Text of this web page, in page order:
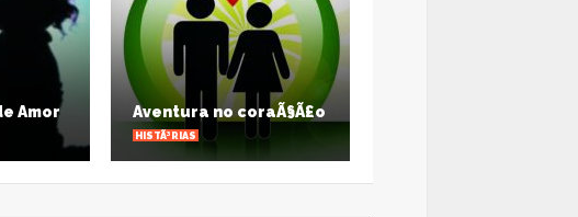
Aventura no coraÃ§Ã£o
HISTÃ³RIAS
Natal SolidÃ¡rio:
escola arrecadarÃ¡